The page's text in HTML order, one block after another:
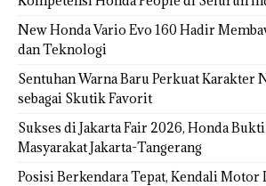
New Honda Vario Evo 160 Hadir
dan Teknologi
Sentuhan Warna Baru Perkuat Karakter
sebagai Skutik Favorit
Sukses di Jakarta Fair 2026, Honda
Masyarakat Jakarta-Tangerang
Posisi Berkendara Tepat, Kendali